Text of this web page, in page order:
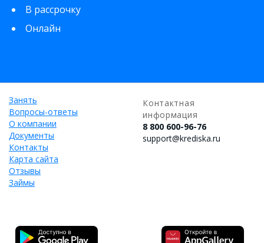
В рассрочку
Онлайн
Занять
Вопросы-ответы
О компании
Документы
Контакты
Карта сайта
Отзывы
Займы
Контактная
информация
8 800 600-96-76
support@krediska.ru